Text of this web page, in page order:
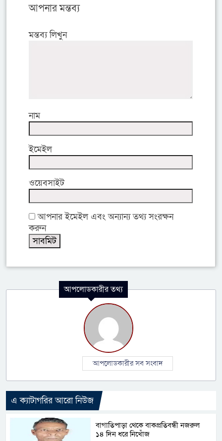
আপনার মন্তব্য
মন্তব্য লিখুন
নাম
ইমেইল
ওয়েবসাইট
আপনার ইমেইল এবং অন্যান্য তথ্য সংরক্ষন
করুন
আপলোডকারীর তথ্য
আপলোডকারীর সব সংবাদ
এ ক্যাটাগরির আরো নিউজ
বাগাতিপাড়া থেকে বাকপ্রতিবন্ধী নজরুল
১৪ দিন ধরে নিখোঁজ